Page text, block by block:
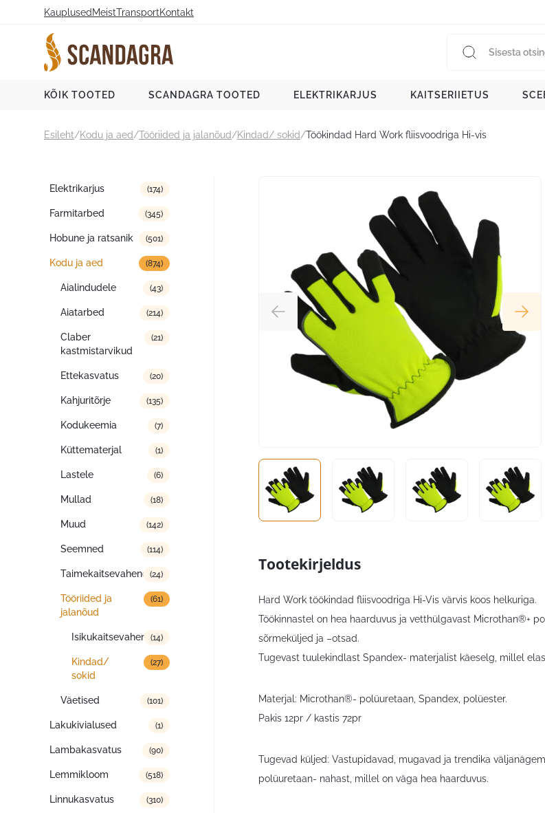
Kauplused MeistTransportKontakt
KÕIK TOOTED SCANDAGRA TOOTED ELEKTRIKARJUS KAITSERIIETUS
Esileht/Kodu ja aed/Tööriided ja jalanõud/Kindad/ sokid/Töökindad Hard Work fliisvoodriga Hi-vis
Tootekategooriad
Elektrikarjus (174)
Farmitarbed (345)
Hobune ja ratsanik (501)
Kodu ja aed (874)
Aialindudele (43)
Aiatarbed (214)
Claber
kastmistarvikud
(21)
Ettekasvatus (20)
Kahjuritõrje (135)
Kodukeemia (7)
Küttematerjal (1)
Lastele (6)
Mullad (18)
Muud (142)
Seemned (114)
Taimekaitsevahendid(24)
Tööriided ja
jalanõud
(61)
Isikukaitsevahendid
(14)
Kindad/
sokid
(27)
Väetised (101)
Lakukivialused (1)
Lambakasvatus (90)
Lemmikloom (518)
Linnukasvatus (310)
Tootekirjeldus
Hard Work töökindad fliisvoodriga Hi-Vis värvis koos helkuriga.
Töökinnastel on hea haarduvus ja vetthülgavast Microthan®+
sõrmeküljed ja –otsad.
Tugevast tuulekindlast Spandex- materjalist käeselg, millel
Materjal: Microthan®- polüuretaan, Spandex, polüester.
Pakis 12pr / kastis 72pr
Tugevad küljed: Vastupidavad, mugavad ja trendika
polüuretaan- nahast, millel on väga hea haarduvus.